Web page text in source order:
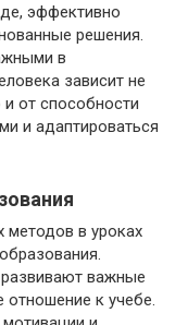
эффективно
решения.
в
зависит не
от способности
и адаптироваться
методов в уроках
важные
к учебе.